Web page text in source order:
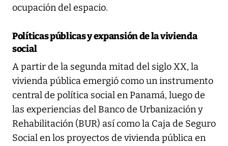
ocupación del espacio.
Políticas públicas y expansión de la vivienda
social
A partir de la segunda mitad del siglo XX, la
vivienda pública emergió como un instrumento
central de política social en Panamá, luego de
las experiencias del Banco de Urbanización y
Rehabilitación (BUR) así como la Caja de Seguro
Social en los proyectos de vivienda pública en